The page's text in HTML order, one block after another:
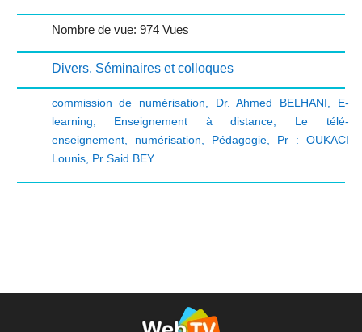
Nombre de vue: 974 Vues
Divers, Séminaires et colloques
commission de numérisation Dr. Ahmed BELHANI
E-
learning
Enseignement à distance
Le télé-
enseignement, numérisation Pédagogie, Pr : OUKACI
Lounis, Pr Said BEY